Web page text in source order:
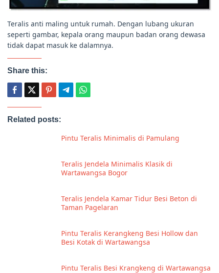
Teralis anti maling untuk rumah. Dengan lubang ukuran
seperti gambar, kepala orang maupun badan orang dewasa
tidak dapat masuk ke dalamnya.
Share this:
Related posts:
Pintu Teralis Minimalis di Pamulang
Teralis Jendela Minimalis Klasik di
Wartawangsa Bogor
Teralis Jendela Kamar Tidur Besi Beton di
Taman Pagelaran
Pintu Teralis Kerangkeng Besi Hollow dan
Besi Kotak di Wartawangsa
Pintu Teralis Besi Krangkeng di Wartawangsa